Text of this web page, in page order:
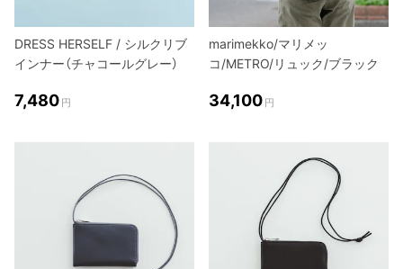
DRESS HERSELF / シルクリブ
インナー（チャコールグレー）
7,480 円
marimekko/マリメッ
コ/METRO/リュック/ブラック
34,100 円